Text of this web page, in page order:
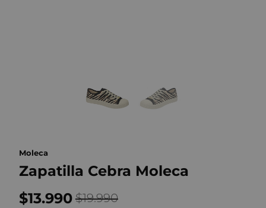
Moleca
Zapatilla Cebra Moleca
$13.990 $19.990